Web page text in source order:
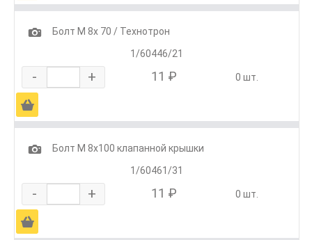
1
Болт М 8х 70 / Технотрон
1/60446/21
- + 11 ₽ 0 шт.
Ä
1
Болт М 8х100 клапанной крышки
1/60461/31
- + 11 ₽ 0 шт.
Ä